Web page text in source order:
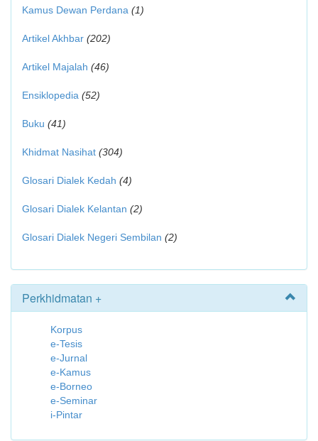
Kamus Dewan Perdana (1)
Artikel Akhbar (202)
Artikel Majalah (46)
Ensiklopedia (52)
Buku (41)
Khidmat Nasihat (304)
Glosari Dialek Kedah (4)
Glosari Dialek Kelantan (2)
Glosari Dialek Negeri Sembilan (2)
Perkhidmatan +
Korpus
e-Tesis
e-Jurnal
e-Kamus
e-Borneo
e-Seminar
i-Pintar